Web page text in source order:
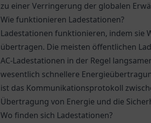
zu einer Verringerung der globalen
Wie funktionieren Ladestationen?
Ladestationen funktionieren, indem sie
übertragen. Die meisten öffentlichen
AC-Ladestationen in der Regel
wesentlich schnellere
ist das Kommunikationsprotokoll
Übertragung von Energie und die
Wo finden sich Ladestationen?